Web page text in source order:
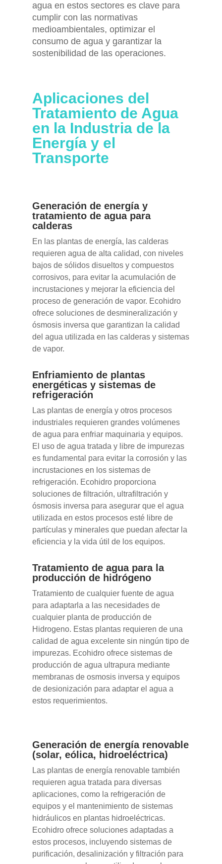
agua en estos sectores es clave para
cumplir con las normativas
medioambientales, optimizar el
consumo de agua y garantizar la
sostenibilidad de las operaciones.
Aplicaciones del
Tratamiento de Agua
en la Industria de la
Energía y el
Transporte
Generación de energía y
tratamiento de agua para
calderas
En las plantas de energía, las calderas
requieren agua de alta calidad, con niveles
bajos de sólidos disueltos y compuestos
corrosivos, para evitar la acumulación de
incrustaciones y mejorar la eficiencia del
proceso de generación de vapor. Ecohidro
ofrece soluciones de desmineralización y
ósmosis inversa que garantizan la calidad
del agua utilizada en las calderas y sistemas
de vapor.
Enfriamiento de plantas
energéticas y sistemas de
refrigeración
Las plantas de energía y otros procesos
industriales requieren grandes volúmenes
de agua para enfriar maquinaria y equipos.
El uso de agua tratada y libre de impurezas
es fundamental para evitar la corrosión y las
incrustaciones en los sistemas de
refrigeración. Ecohidro proporciona
soluciones de filtración, ultrafiltración y
ósmosis inversa para asegurar que el agua
utilizada en estos procesos esté libre de
partículas y minerales que puedan afectar la
eficiencia y la vida útil de los equipos.
Tratamiento de agua para la
producción de hidrógeno
Tratamiento de cualquier fuente de agua
para adaptarla a las necesidades de
cualquier planta de producción de
Hidrogeno. Estas plantas requieren de una
calidad de agua excelente sin ningún tipo de
impurezas. Ecohidro ofrece sistemas de
producción de agua ultrapura mediante
membranas de osmosis inversa y equipos
de desionización para adaptar el agua a
estos requerimientos.
Generación de energía renovable
(solar, eólica, hidroeléctrica)
Las plantas de energía renovable también
requieren agua tratada para diversas
aplicaciones, como la refrigeración de
equipos y el mantenimiento de sistemas
hidráulicos en plantas hidroeléctricas.
Ecohidro ofrece soluciones adaptadas a
estos procesos, incluyendo sistemas de
purificación, desalinización y filtración para